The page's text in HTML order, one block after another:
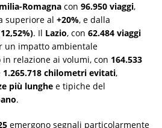
Romagna con 96.950 viaggi,
superiore al +20%, e dalla
. Il Lazio, con 62.484 viaggi
un impatto ambientale
relazione ai volumi, con 164.533
1.265.718 chilometri evitati,
più lunghe e tipiche del
.
emergono segnali particolarmente